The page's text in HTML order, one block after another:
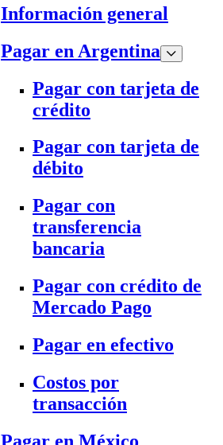
Información general
Pagar en Argentina
Pagar con tarjeta de
crédito
Pagar con tarjeta de
débito
Pagar con
transferencia
bancaria
Pagar con crédito de
Mercado Pago
Pagar en efectivo
Costos por
transacción